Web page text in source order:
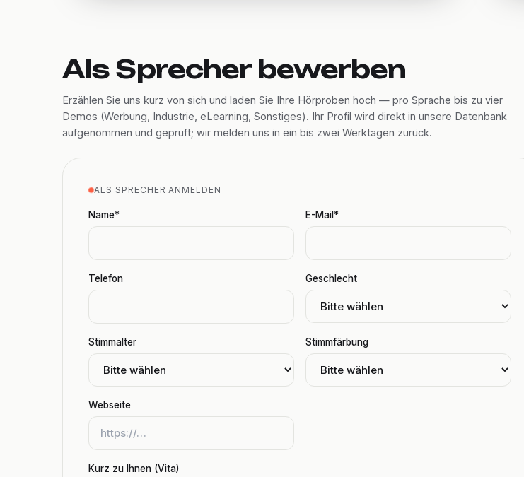
Als Sprecher bewerben
Erzählen Sie uns kurz von sich und laden Sie Ihre Hörproben hoch — pro Sprache bis zu vier
Demos (Werbung, Industrie, eLearning, Sonstiges). Ihr Profil wird direkt in unsere Datenbank
aufgenommen und geprüft; wir melden uns in ein bis zwei Werktagen zurück.
ALS SPRECHER ANMELDEN
Name* E-Mail*
Telefon Geschlecht
Stimmalter Stimmfärbung
Webseite
Kurz zu Ihnen (Vita)